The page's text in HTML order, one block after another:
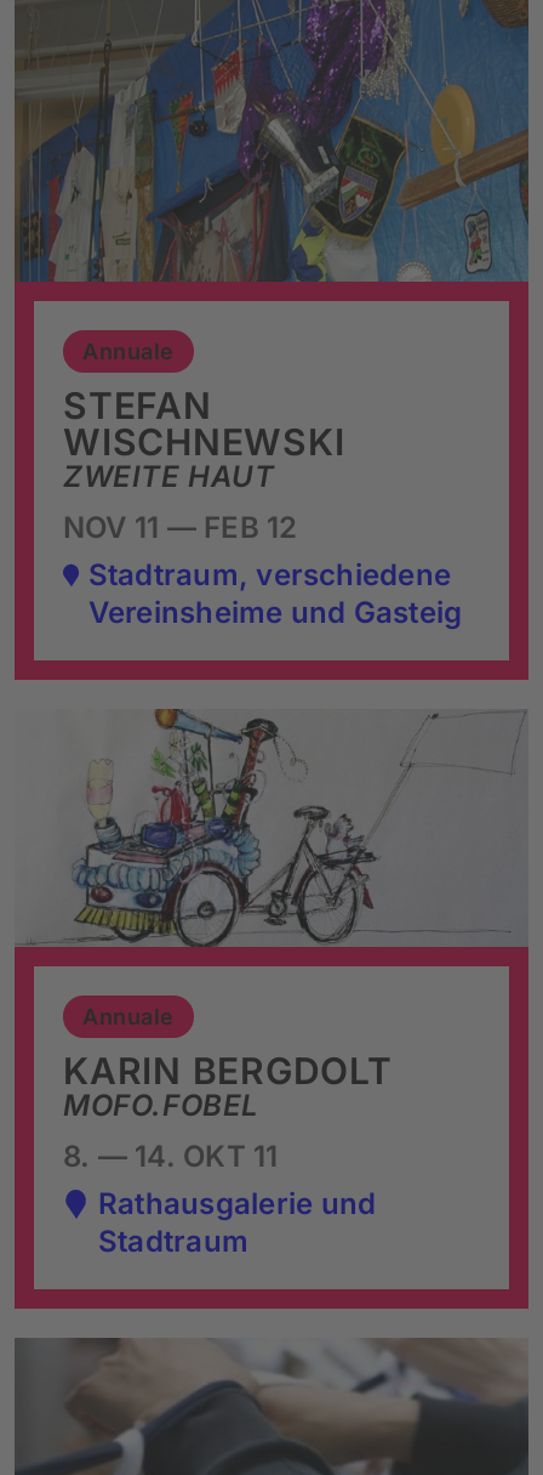
Annuale
ZWEITE HAUT
STEFAN
WISCHNEWSKI
NOV 11 — FEB 12
Stadtraum, verschiedene
Vereinsheime und Gasteig
Annuale
MOFO.FOBEL
KARIN BERGDOLT
8. — 14. OKT 11
Rathausgalerie und
Stadtraum